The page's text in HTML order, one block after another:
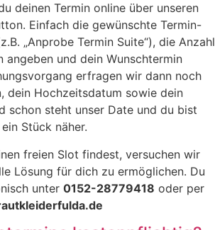
deinen Termin online über unseren
Einfach die gewünschte Termin-
„Anprobe Termin Suite“), die Anzahl
angeben und dein Wunschtermin
erfragen wir dann noch
dein Hochzeitsdatum sowie dein
schon steht unser Date und du bist
Stück näher.
freien Slot findest, versuchen wir
Lösung für dich zu ermöglichen. Du
unter 0152-28779418 oder per